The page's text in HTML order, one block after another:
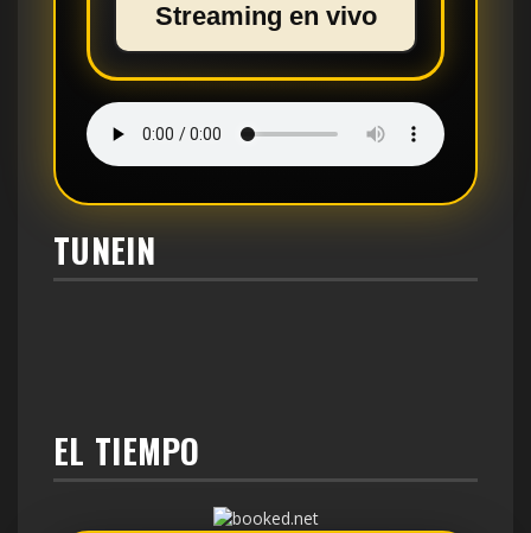
Streaming en vivo
TUNEIN
EL TIEMPO